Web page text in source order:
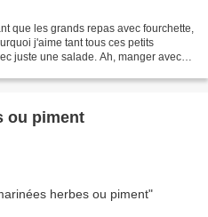
que les grands repas avec fourchette,
j'aime tant tous ces petits
juste une salade. Ah, manger avec
ou piment